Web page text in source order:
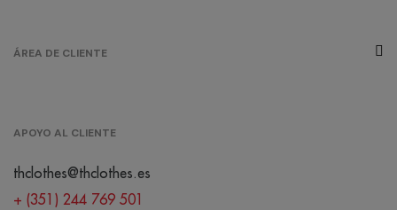
ÁREA DE CLIENTE
APOYO AL CLIENTE
thclothes@thclothes.es
+ (351) 244 769 501